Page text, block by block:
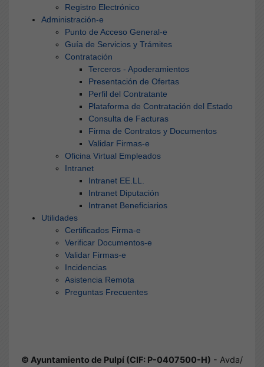
Registro Electrónico
Administración-e
Punto de Acceso General-e
Guía de Servicios y Trámites
Contratación
Terceros - Apoderamientos
Presentación de Ofertas
Perfil del Contratante
Plataforma de Contratación del Estado
Consulta de Facturas
Firma de Contratos y Documentos
Validar Firmas-e
Oficina Virtual Empleados
Intranet
Intranet EE.LL.
Intranet Diputación
Intranet Beneficiarios
Utilidades
Certificados Firma-e
Verificar Documentos-e
Validar Firmas-e
Incidencias
Asistencia Remota
Preguntas Frecuentes
© Ayuntamiento de Pulpí (CIF: P-0407500-H) - Avda/